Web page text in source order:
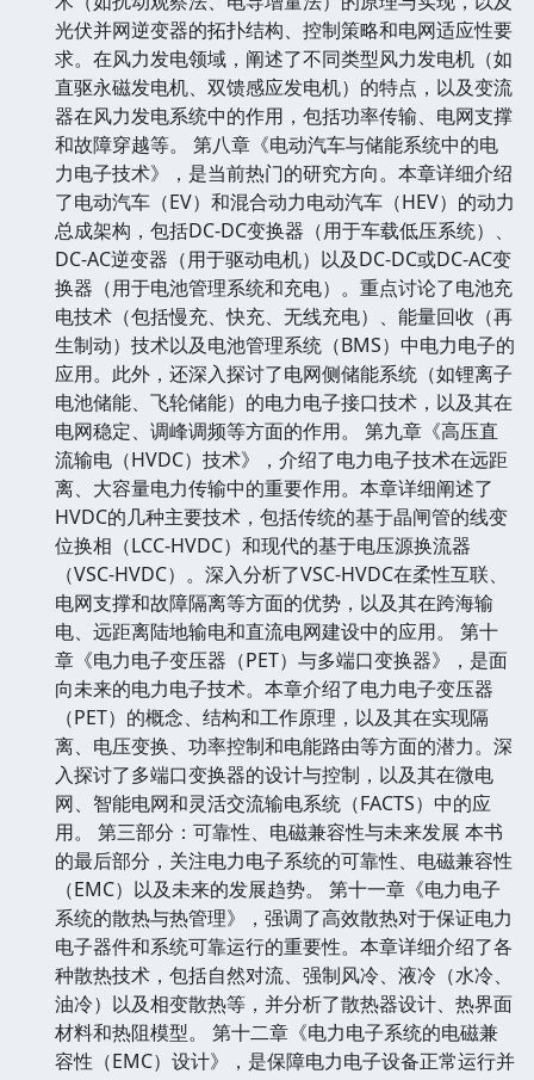
光伏并网逆变器的拓扑结构、控制策略和电网适应性要
求。在风力发电领域，阐述了不同类型风力发电机（如
直驱永磁发电机、双馈感应发电机）的特点，以及变流
器在风力发电系统中的作用，包括功率传输、电网支撑
和故障穿越等。 第八章《电动汽车与储能系统中的电
力电子技术》，是当前热门的研究方向。本章详细介绍
了电动汽车（EV）和混合动力电动汽车（HEV）的动力
总成架构，包括DC-DC变换器（用于车载低压系统）、
DC-AC逆变器（用于驱动电机）以及DC-DC或DC-AC变
换器（用于电池管理系统和充电）。重点讨论了电池充
电技术（包括慢充、快充、无线充电）、能量回收（再
生制动）技术以及电池管理系统（BMS）中电力电子的
应用。此外，还深入探讨了电网侧储能系统（如锂离子
电池储能、飞轮储能）的电力电子接口技术，以及其在
电网稳定、调峰调频等方面的作用。 第九章《高压直
流输电（HVDC）技术》，介绍了电力电子技术在远距
离、大容量电力传输中的重要作用。本章详细阐述了
HVDC的几种主要技术，包括传统的基于晶闸管的线变
位换相（LCC-HVDC）和现代的基于电压源换流器
（VSC-HVDC）。深入分析了VSC-HVDC在柔性互联、
电网支撑和故障隔离等方面的优势，以及其在跨海输
电、远距离陆地输电和直流电网建设中的应用。 第十
章《电力电子变压器（PET）与多端口变换器》，是面
向未来的电力电子技术。本章介绍了电力电子变压器
（PET）的概念、结构和工作原理，以及其在实现隔
离、电压变换、功率控制和电能路由等方面的潜力。深
入探讨了多端口变换器的设计与控制，以及其在微电
网、智能电网和灵活交流输电系统（FACTS）中的应
用。 第三部分：可靠性、电磁兼容性与未来发展 本书
的最后部分，关注电力电子系统的可靠性、电磁兼容性
（EMC）以及未来的发展趋势。 第十一章《电力电子
系统的散热与热管理》，强调了高效散热对于保证电力
电子器件和系统可靠运行的重要性。本章详细介绍了各
种散热技术，包括自然对流、强制风冷、液冷（水冷、
油冷）以及相变散热等，并分析了散热器设计、热界面
材料和热阻模型。 第十二章《电力电子系统的电磁兼
容性（EMC）设计》，是保障电力电子设备正常运行并